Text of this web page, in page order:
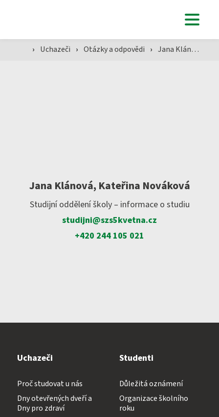
Nutriční asistent
Kosmetické služby
Masér ve zdravotnictví
Absolutoria ›
Školné ›
Bakaláři
› Uchazeči › Otázky a odpovědi › Jana Klánová, Kateřina Nováková
Jana Klánová, Kateřina Nováková
Studijní oddělení školy – informace o studiu
studijni@szs5kvetna.cz
+420 244 105 021
Uchazeči
Proč studovat u nás
Dny otevřených dveří a
Dny pro zdraví
Studenti
Důležitá oznámení
Organizace školního
roku